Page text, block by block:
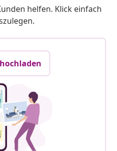
helfen. Klick einfach